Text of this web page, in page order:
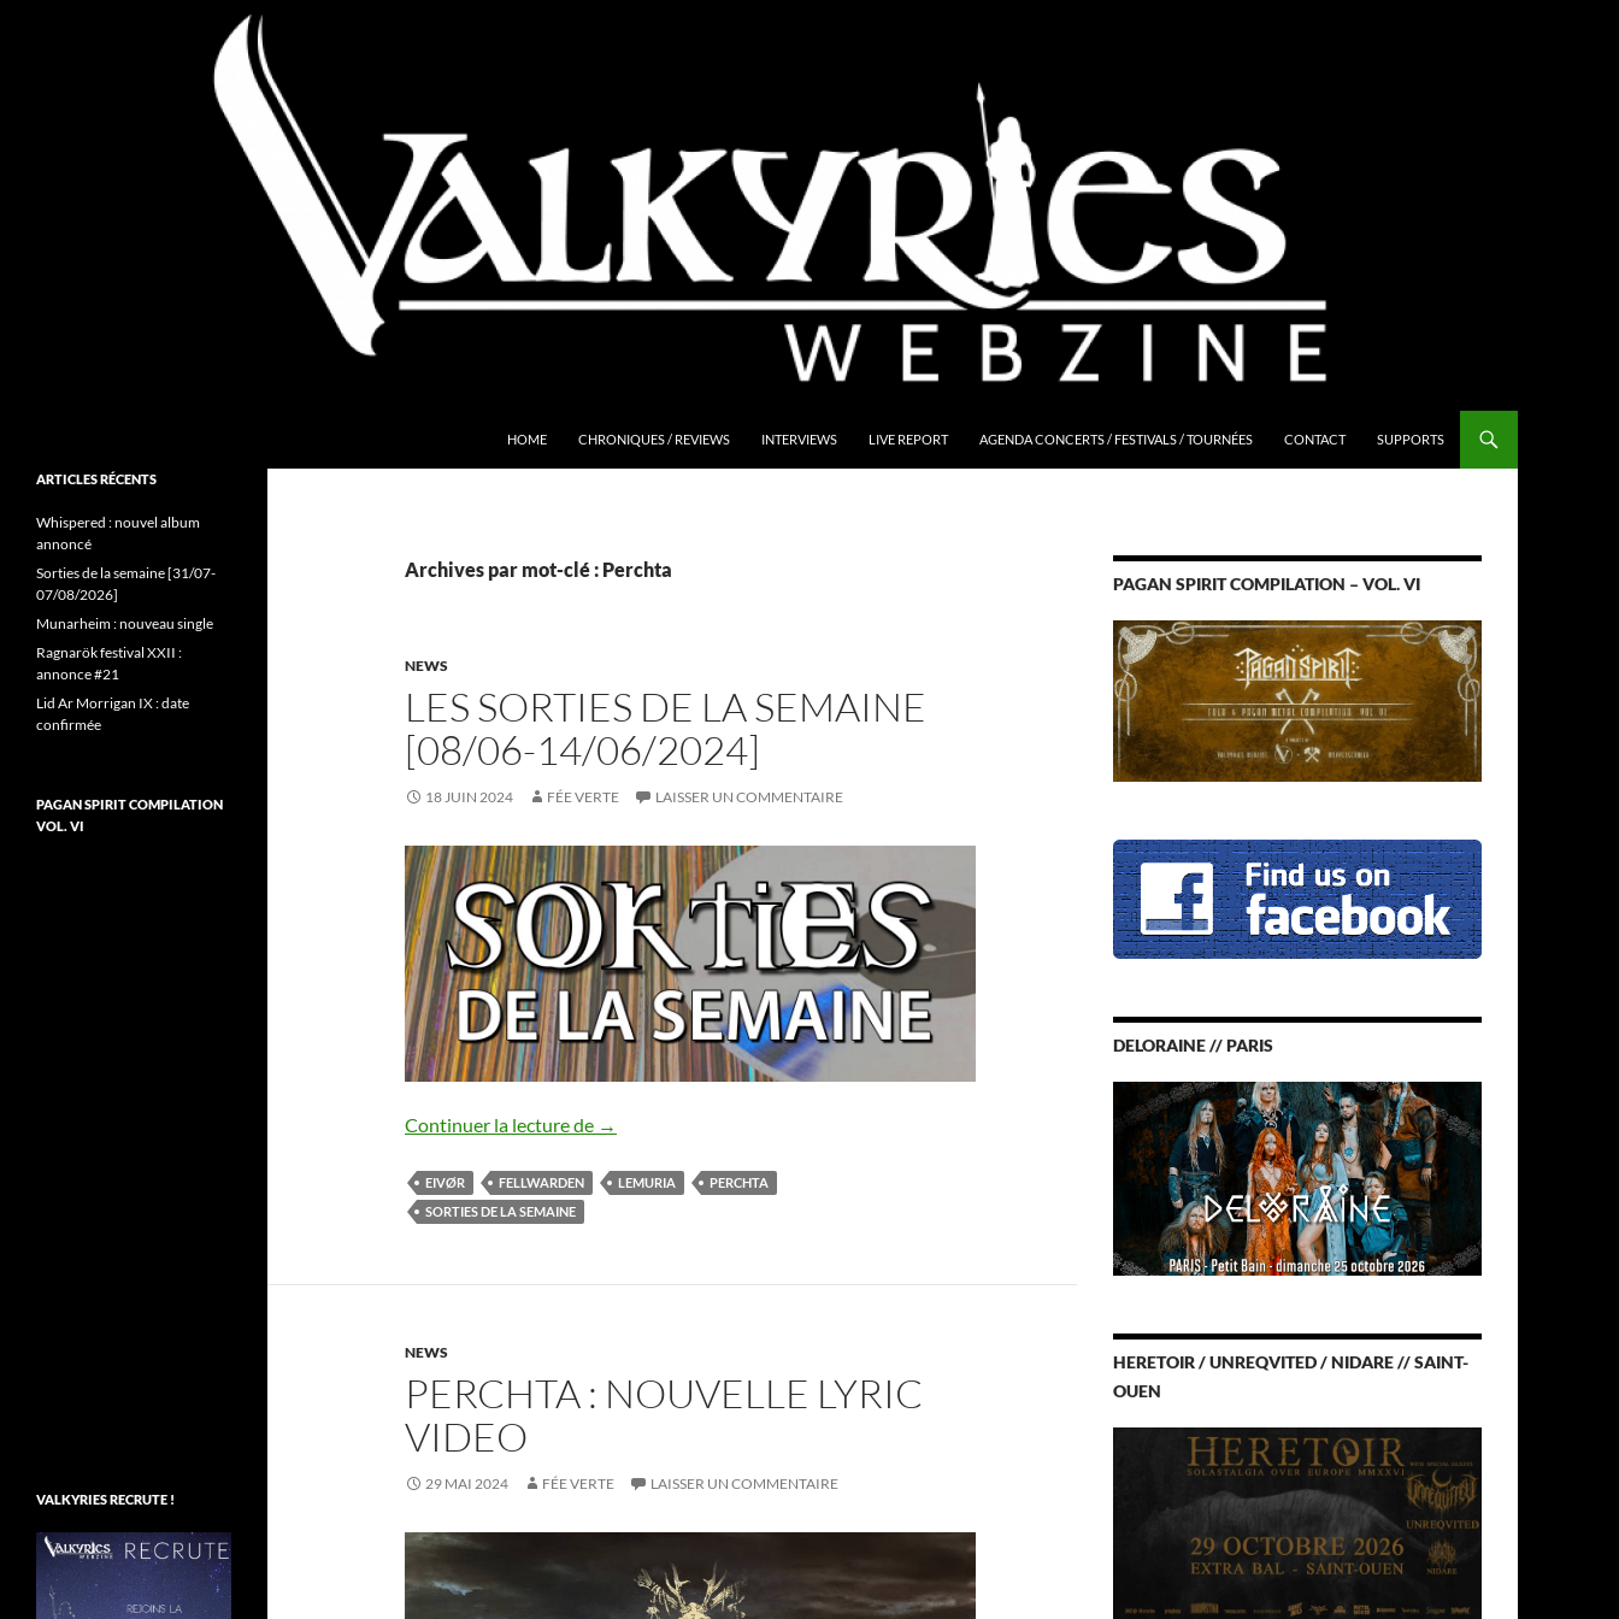
HOME CHRONIQUES / REVIEWS INTERVIEWS LIVE REPORT AGENDA CONCERTS / FESTIVALS / TOURNÉES CONTACT SUPPORTS
Archives par mot-clé : Perchta
NEWS
LES SORTIES DE LA SEMAINE
[08/06-14/06/2024]
18 JUIN 2024 FÉE VERTE LAISSER UN COMMENTAIRE
Continuer la lecture de Les sorties de la semaine [08/06-14/06/2024]
→
EIVØR FELLWARDEN LEMURIA
PERCHTA
SORTIES DE LA SEMAINE
NEWS
PERCHTA : NOUVELLE LYRIC
VIDEO
29 MAI 2024 FÉE VERTE LAISSER UN COMMENTAIRE
PAGAN SPIRIT COMPILATION – VOL. VI
DELORAINE // PARIS
HERETOIR / UNREQVITED / NIDARE // SAINT-
OUEN
Folk Pagan Webzine
ARTICLES RÉCENTS
Whispered : nouvel album
annoncé
Sorties de la semaine [31/07-
07/08/2026]
Munarheim : nouveau single
Ragnarök festival XXII :
annonce #21
Lid Ar Morrigan IX : date
confirmée
PAGAN SPIRIT COMPILATION
VOL. VI
VALKYRIES RECRUTE !